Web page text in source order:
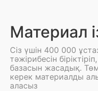
Материал
Сіз үшін 400 000
тәжірибесін
базасын жасадық.
керек материалды
аласыз